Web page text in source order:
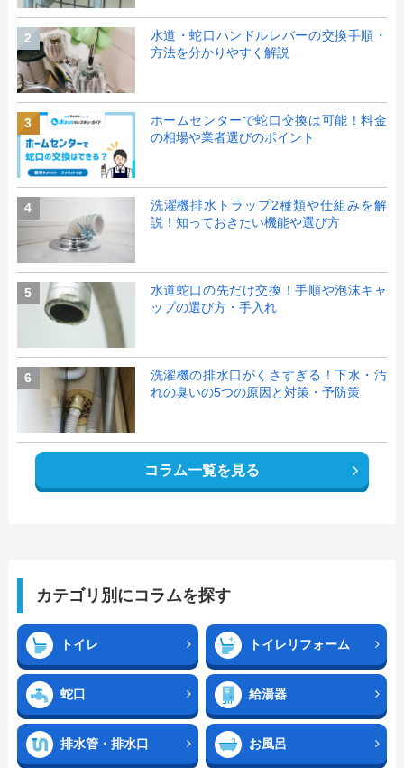
2
水道・蛇口ハンドルレバーの交換手順・
方法を分かりやすく解説
3
ホームセンターで蛇口交換は可能！料金
の相場や業者選びのポイント
4
洗濯機排水トラップ2種類や仕組みを解
説！知っておきたい機能や選び方
5
水道蛇口の先だけ交換！手順や泡沫キャ
ップの選び方・手入れ
6
洗濯機の排水口がくさすぎる！下水・汚
れの臭いの5つの原因と対策・予防策
コラム一覧を見る
カテゴリ別にコラムを探す
トイレ トイレリフォーム
蛇口 給湯器
排水管・排水口 お風呂